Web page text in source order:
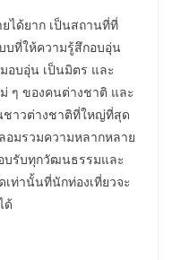
ได้ยาก เป็นสถานที่ที่
ที่ให้ความรู้สึกอบอุ่น
อบอุ่น เป็นมิตร และ
ๆ ของคนต่างชาติ และ
ชาวต่างชาติที่ใหญ่ที่สุด
อมรวมความหลากหลาย
บรับทุกวัฒนธรรมและ
ท่านั้นที่นักท่องเที่ยวจะ
ด้